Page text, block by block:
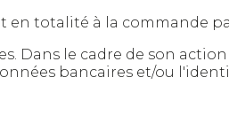
en totalité à la commande
Dans le cadre de son
bancaires et/ou